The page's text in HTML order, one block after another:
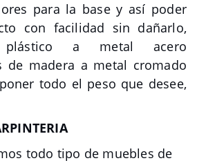
para la base y así poder
con facilidad sin dañarlo,
a metal acero
de madera a metal cromado
todo el peso que desee,
todo tipo de muebles de